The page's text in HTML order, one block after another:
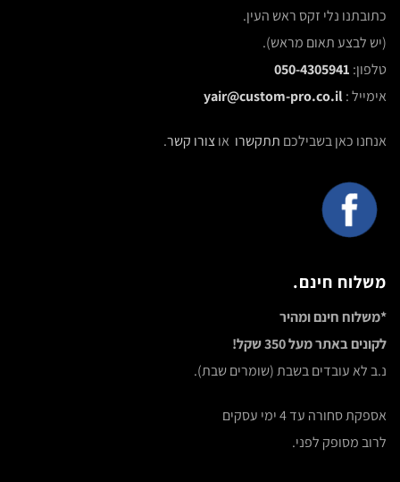
כתובתנו נלי זקס ראש העין.
(יש לבצע תאום מראש).
טלפון: 050-4305941
אימייל :yair@custom-pro.co.il
אנחנו כאן בשבילכם תתקשרו אוצורו קשר.
משלוח חינם.
*משלוח חינם ומהיר
לקונים באתר מעל 350 שקל!
נ.ב לא עובדים בשבת (שומרים שבת).
אספקת סחורה עד 4 ימי עסקים
לרוב מסופק לפני.